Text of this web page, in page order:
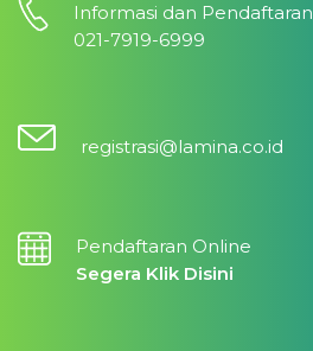
Informasi dan Pendaftaran
021-7919-6999
registrasi@lamina.co.id
Pendaftaran Online
Segera Klik Disini